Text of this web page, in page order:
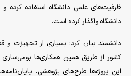
ظرفیت‌های علمی دانشگاه استفاده کرده و
دانشگاه واگذار کرده است.
دانشمند بیان کرد: بسیاری از تجهیزات و
کشور از طریق همین همکاری‌ها
این پروژه‌ها طرح‌های پژوهشی،